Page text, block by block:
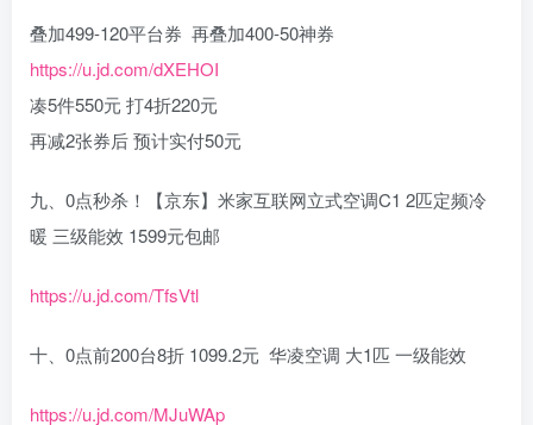
​叠加499-120平台券 再叠加400-50神券
https://u.jd.com/dXEHOI
凑5件550元 打4折220元
再减2张券后 预计实付50元
九、0点秒杀！【京东】米家互联网立式空调C1 2匹定频冷
暖 三级能效 1599元包邮
https://u.jd.com/TfsVtl
十、0点前200台8折 1099.2元 华凌空调 大1匹 一级能效
https://u.jd.com/MJuWAp